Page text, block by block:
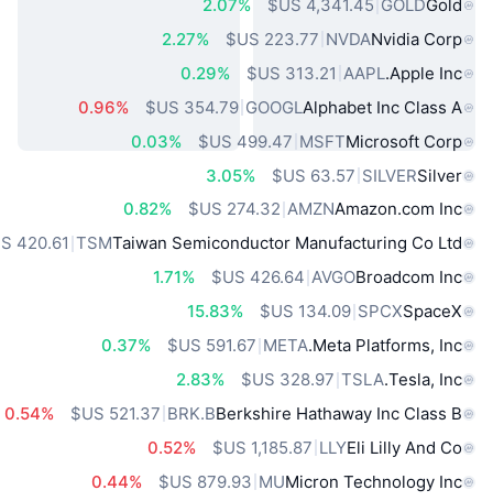
Gold
GOLD
2.07%
Nvidia Corp
NVDA
2.27%
Apple Inc.
AAPL
0.29%
Alphabet Inc Class A
GOOGL
‏354.79 US$
0.96%
Microsoft Corp
MSFT
0.03%
Silver
SILVER
3.05%
Amazon.com Inc
AMZN
0.82%
Taiwan Semiconductor Manufacturing Co Ltd
TSM
Broadcom Inc
AVGO
1.71%
SpaceX
SPCX
‏134.09 US$
15.83%
Meta Platforms, Inc.
META
0.37%
Tesla, Inc.
TSLA
2.83%
Berkshire Hathaway Inc Class B
BRK.B
0.54%
Eli Lilly And Co
LLY
0.52%
Micron Technology Inc
MU
0.44%